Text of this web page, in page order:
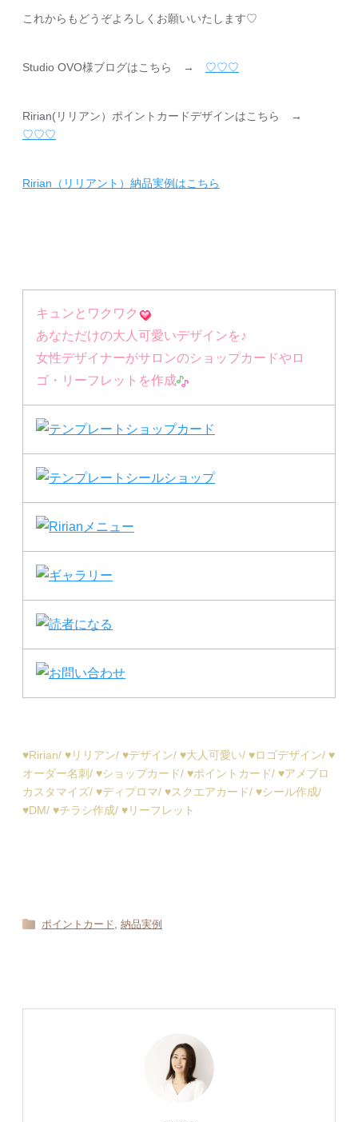
これからもどうぞよろしくお願いいたします♡
Studio OVO様ブログはこちら → ♡♡♡
Ririan(リリアン）ポイントカードデザインはこちら →
♡♡♡
Ririan（リリアント）納品実例はこちら
キュンとワクワク
あなただけの大人可愛いデザインを♪
女性デザイナーがサロンのショップカードやロ
ゴ・リーフレットを作成
♥︎Ririan/ ♥︎リリアン/ ♥︎デザイン/ ♥︎大人可愛い/ ♥︎ロゴデザイン/ ♥︎
オーダー名刺/ ♥︎ショップカード/ ♥︎ポイントカード/ ♥︎アメブロ
カスタマイズ/ ♥︎ディプロマ/ ♥︎スクエアカード/ ♥︎シール作成/
♥︎DM/ ♥︎チラシ作成/ ♥︎リーフレット
ポイントカード 納品実例